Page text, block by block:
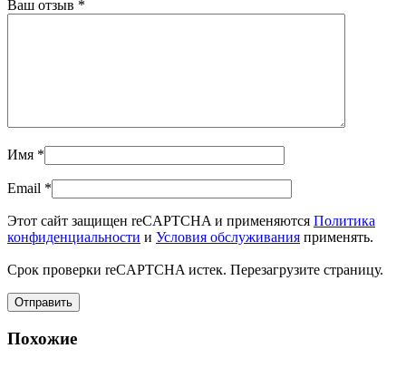
Ваш отзыв *
Имя *
Email *
Этот сайт защищен reCAPTCHA и применяются Политика
конфиденциальности и Условия обслуживания применять.
Срок проверки reCAPTCHA истек. Перезагрузите страницу.
Похожие